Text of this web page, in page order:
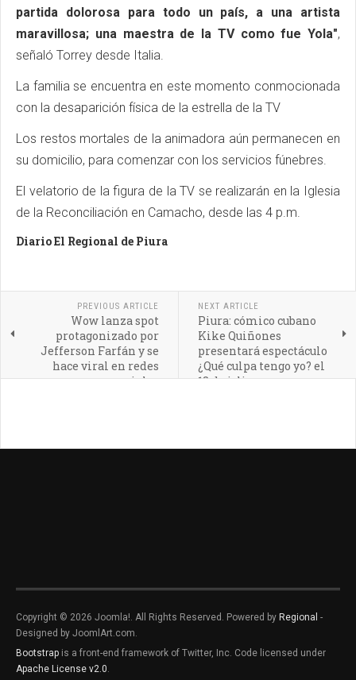
partida dolorosa para todo un país, a una artista
maravillosa; una maestra de la TV como fue Yola",
señaló Torrey desde Italia.
La familia se encuentra en este momento conmocionada
con la desaparición física de la estrella de la TV
Los restos mortales de la animadora aún permanecen en
su domicilio, para comenzar con los servicios fúnebres.
El velatorio de la figura de la TV se realizarán en la Iglesia
de la Reconciliación en Camacho, desde las 4 p.m.
Diario El Regional de Piura
PREVIOUS ARTICLE
Wow lanza spot
protagonizado por
Jefferson Farfán y se
hace viral en redes
sociales
NEXT ARTICLE
Piura: cómico cubano
Kike Quiñones
presentará espectáculo
¿Qué culpa tengo yo? el
18 de julio
Copyright © 2026 Joomla!. All Rights Reserved. Powered by Regional -
Designed by JoomlArt.com.
Bootstrap is a front-end framework of Twitter, Inc. Code licensed under
Apache License v2.0.